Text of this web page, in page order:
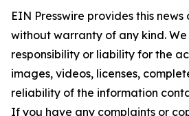
EIN Presswire provides this news
without warranty of any kind.
responsibility or liability for the
images, videos, licenses,
reliability of the information
If you have any complaints or